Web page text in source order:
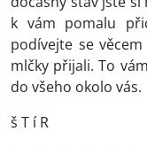
k vám pomalu
podívejte se
mlčky přijali. To
do všeho okolo vás.
š T í R